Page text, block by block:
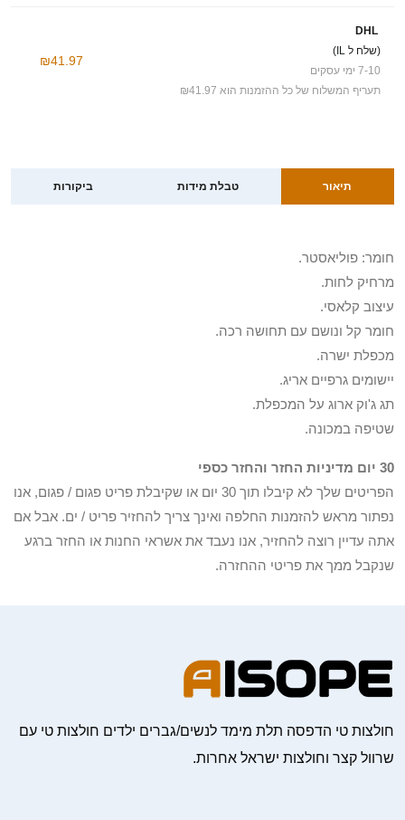
DHL
(שלח ל IL)
7-10 ימי עסקים
תעריף המשלוח של כל ההזמנות הוא ₪41.97
₪41.97
תיאור טבלת מידות ביקורות
חומר: פוליאסטר.
מרחיק לחות.
עיצוב קלאסי.
חומר קל ונושם עם תחושה רכה.
מכפלת ישרה.
יישומים גרפיים אריג.
תג ג'וק ארוג על המכפלת.
שטיפה במכונה.
30 יום מדיניות החזר והחזר כספי
הפריטים שלך לא קיבלו תוך 30 יום או שקיבלת פריט פגום / פגום, אנו
נפתור מראש להזמנות החלפה ואינך צריך להחזיר פריט / ים. אבל אם
אתה עדיין רוצה להחזיר, אנו נעבד את אשראי החנות או החזר ברגע
שנקבל ממך את פריטי ההחזרה.
חולצות טי הדפסה תלת מימד לנשים/גברים ילדים חולצות טי עם
שרוול קצר וחולצות ישראל אחרות.